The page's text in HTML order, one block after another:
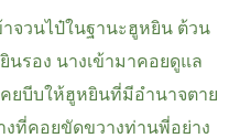
จวนไป๋ในฐานะฮูหยิน ต้วน
นรอง นางเข้ามาคอยดูแล
คยบีบให้ฮูหยินที่มีอำนาจตาย
ที่คอยขัดขวางท่านพี่อย่าง